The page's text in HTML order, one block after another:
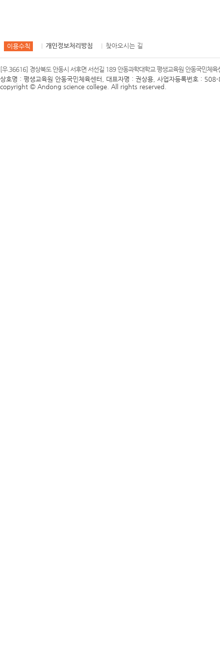
이용수칙 개인정보처리방침 찾아오시는 길
[우.36616] 경상북도 안동시 서후면 서선길 189 안동과학대학교 평생교육원 안동국민
상호명 : 평생교육원 안동국민체육센터, 대표자명 : 권상용, 사업자등록번호 :
copyright © Andong science college. All rights reserved.